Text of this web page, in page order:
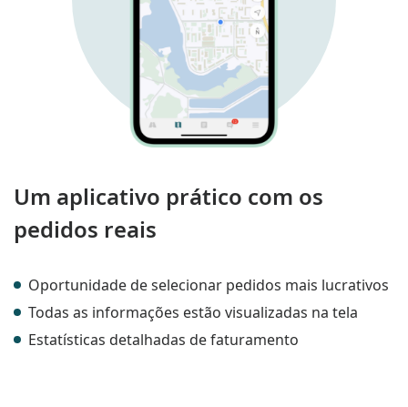
Um aplicativo prático com os
pedidos reais
Oportunidade de selecionar pedidos mais lucrativos
Todas as informações estão visualizadas na tela
Estatísticas detalhadas de faturamento